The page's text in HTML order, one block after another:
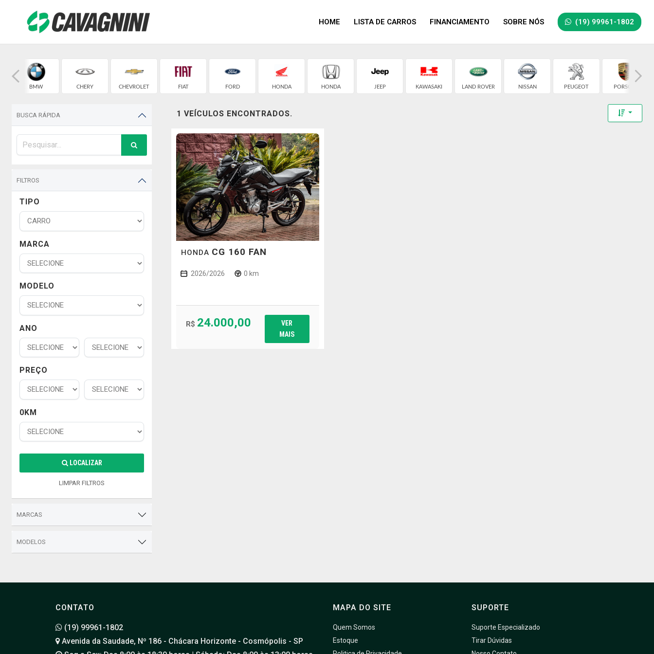
HOME LISTA DE CARROS FINANCIAMENTO SOBRE NÓS (19) 99961-1802
BMW CHERY CHEVROLET FIAT FORD HONDA HONDA JEEP KAWASAKI LAND ROVER NISSAN PEUGEOT PORSCHE
BUSCA RÁPIDA
FILTROS
TIPO
MARCA
MODELO
ANO
PREÇO
0KM
LOCALIZAR
LIMPAR FILTROS
MARCAS
MODELOS
1 VEÍCULOS ENCONTRADOS. Toggle
HONDA CG 160 FAN
2026/2026 0 km
R$ 24.000,00
VER
MAIS
CONTATO
(19) 99961-1802
Avenida da Saudade, Nº 186 - Chácara Horizonte - Cosmópolis - SP
MAPA DO SITE
Quem Somos
Estoque
SUPORTE
Suporte Especializado
Tirar Dúvidas